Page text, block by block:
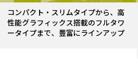
コンパクト・スリムタイプから、高
性能グラフィックス搭載のフルタワ
ータイプまで、豊富にラインアップ